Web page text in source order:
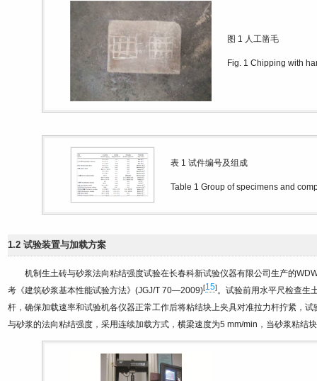
图 1 人工凿毛
Fig. 1 Chipping with
表 1 试件编号及组成
Table 1 Group of specimens and
1.2 试验装置与加载方案
机制生土砖与砂浆法向粘结强度试验在长春科新试验仪器有限公司生产的
考《建筑砂浆基本性能试验方法》(JGJ/T 70—2009)[15]。试验前用水平尺检查生
杆，确保加载速率和试验机各仪器正常工作后将粘结块上夹具对准拉力杆拧紧，
与砂浆的法向粘结强度，采用连续加载方式，横梁速度为5 mm/min，当砂浆粘结